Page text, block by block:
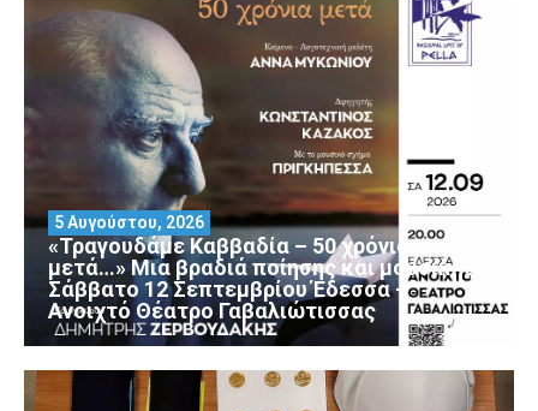
«Τραγουδάμε Καββαδία – 50 χρόνια
μετά…» Μια βραδιά ποίησης και μουσικής
Σάββατο 12 Σεπτεμβρίου Έδεσσα –
Ανοιχτό Θέατρο Γαβαλιώτισσας
5 Αυγούστου, 2026